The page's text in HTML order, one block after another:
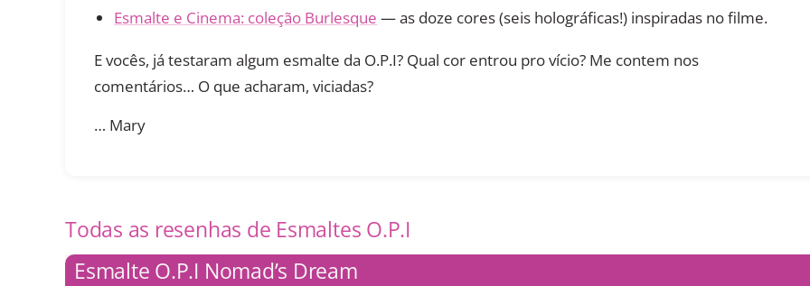
Esmalte e Cinema: coleção Burlesque — as doze cores (seis holográficas!) inspiradas no filme.
E vocês, já testaram algum esmalte da O.P.I? Qual cor entrou pro vício? Me contem nos
comentários… O que acharam, viciadas?
… Mary
Todas as resenhas de Esmaltes O.P.I
Esmalte O.P.I Nomad’s Dream